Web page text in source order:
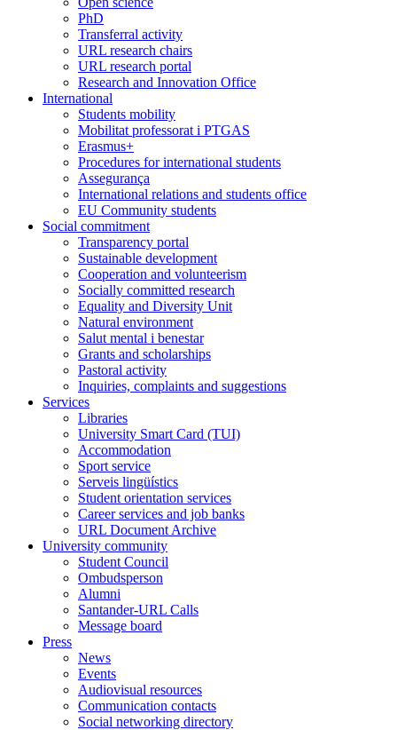
PhD
Transferral activity
URL research chairs
URL research portal
Research and Innovation Office
International
Students mobility
Mobilitat professorat i PTGAS
Erasmus+
Procedures for international students
Assegurança
International relations and students office
EU Community students
Social commitment
Transparency portal
Sustainable development
Cooperation and volunteerism
Socially committed research
Equality and Diversity Unit
Natural environment
Salut mental i benestar
Grants and scholarships
Pastoral activity
Inquiries, complaints and suggestions
Services
Libraries
University Smart Card (TUI)
Accommodation
Sport service
Serveis lingüístics
Student orientation services
Career services and job banks
URL Document Archive
University community
Student Council
Ombudsperson
Alumni
Santander-URL Calls
Message board
Press
News
Events
Audiovisual resources
Communication contacts
Social networking directory